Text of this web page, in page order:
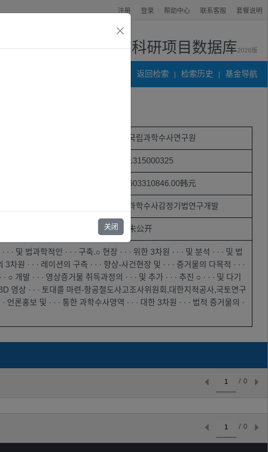
注册 登录 帮助中心 联系客服 套餐说明
全球科研项目数据库2026版
返回检索 | 检索历史 | 基金导航
국립과학수사연구원
1315000325
603310846.00韩元
과학수사감정기법연구개발
未公开
· 및 법과학적인 · · · 구축.○ 현장 · · · 위한 3차원 · · · 및 분석 · · · 및 법
원 · · · 레이션의 구측 · · · 향상-사건현장 및 · · · 증거물의 다목적 · · ·
개발 · · · 영상증거물 취득과정의 · · · 및 추가 · · · 추진 ○ · · · 및 다기
3D 영상 · · · 토대를 마련-항공철도사고조사위원회,대한지적공사,국토연구
언론홍보 및 · · · 통한 과학수사영역 · · · 대한 3차원 · · · 법적 증거물의 ·
0
/
0
/
关闭